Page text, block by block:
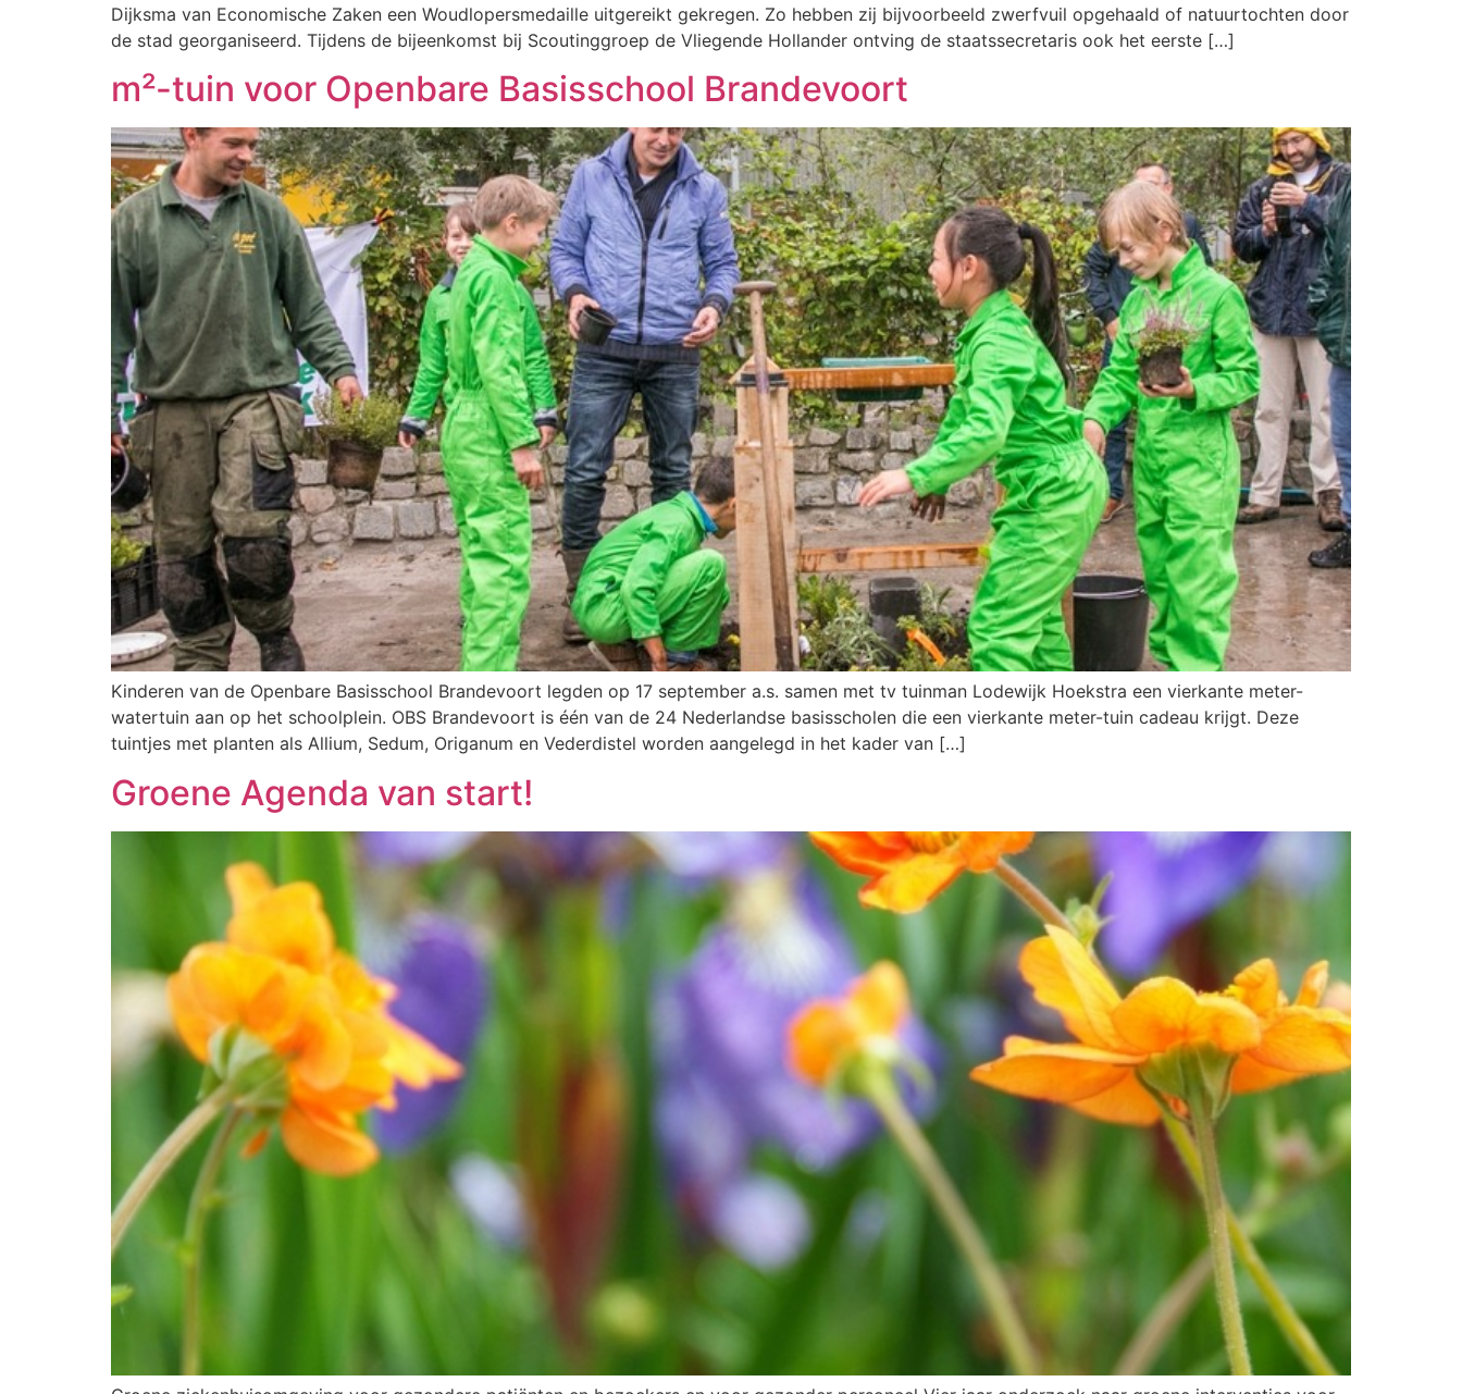
Dijksma van Economische Zaken een Woudlopersmedaille uitgereikt gekregen. Zo hebben zij bijvoorbeeld zwerfvuil opgehaald of natuurtochten door
de stad georganiseerd. Tijdens de bijeenkomst bij Scoutinggroep de Vliegende Hollander ontving de staatssecretaris ook het eerste […]
m²-tuin voor Openbare Basisschool Brandevoort
Kinderen van de Openbare Basisschool Brandevoort legden op 17 september a.s. samen met tv tuinman Lodewijk Hoekstra een vierkante meter-
watertuin aan op het schoolplein. OBS Brandevoort is één van de 24 Nederlandse basisscholen die een vierkante meter-tuin cadeau krijgt. Deze
tuintjes met planten als Allium, Sedum, Origanum en Vederdistel worden aangelegd in het kader van […]
Groene Agenda van start!